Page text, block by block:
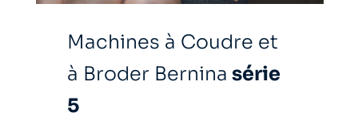
Machines à Coudre et
à Broder Bernina série
5